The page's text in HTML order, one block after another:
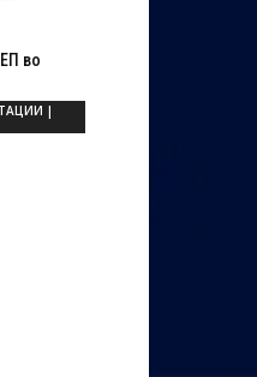
во
|